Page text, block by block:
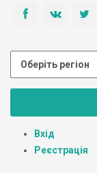
Вхід
Реєстрація